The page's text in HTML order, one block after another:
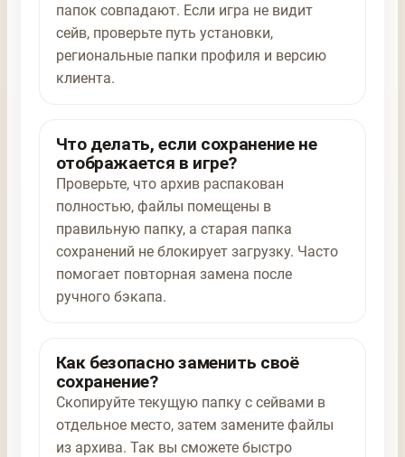
папок совпадают. Если игра не видит
сейв, проверьте путь установки,
региональные папки профиля и версию
клиента.
Что делать, если сохранение не
отображается в игре?
Проверьте, что архив распакован
полностью, файлы помещены в
правильную папку, а старая папка
сохранений не блокирует загрузку. Часто
помогает повторная замена после
ручного бэкапа.
Как безопасно заменить своё
сохранение?
Скопируйте текущую папку с сейвами в
отдельное место, затем замените файлы
из архива. Так вы сможете быстро